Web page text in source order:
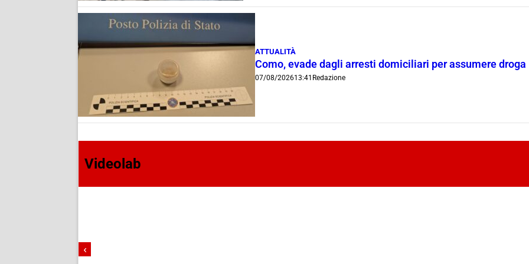
ATTUALITÀ
Como, evade dagli arresti domiciliari per assumere droga
07/08/202613:41 Redazione
Videolab
‹